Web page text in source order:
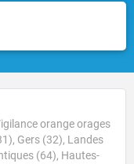
orange orages
Gers (32), Landes
(64), Hautes-